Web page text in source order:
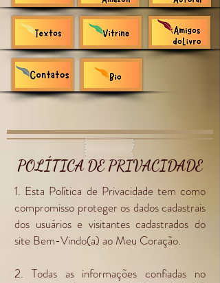
POLÍTICA DE PRIVACIDADE
1. Esta Política de Privacidade tem como
compromisso proteger os dados cadastrais
dos usuários e visitantes cadastrados do
site Bem-Vindo(a) ao Meu Coração.
2. Todas as informações confiadas no